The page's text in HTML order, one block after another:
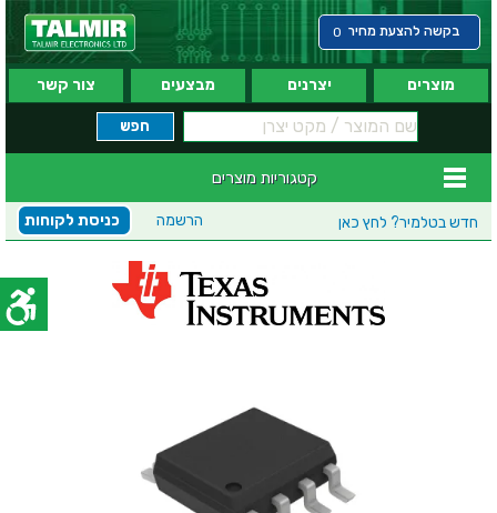
בקשה להצעת מחיר 0
מוצרים יצרנים מבצעים צור קשר
קטגוריות מוצרים
חדש בטלמיר? לחץ כאן כניסת לקוחות הרשמה